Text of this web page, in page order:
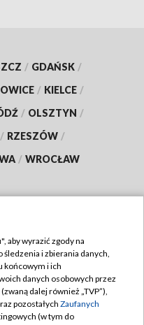
/ GDAŃSK /
/ KIELCE /
/ OLSZTYN /
/ RZESZÓW /
/ WROCŁAW
TVP
aby wyrazić zgody na
i zbierania danych,
końcowym i ich
danych osobowych przez
dalej również „TVP”),
pozostałych Zaufanych
(w tym do